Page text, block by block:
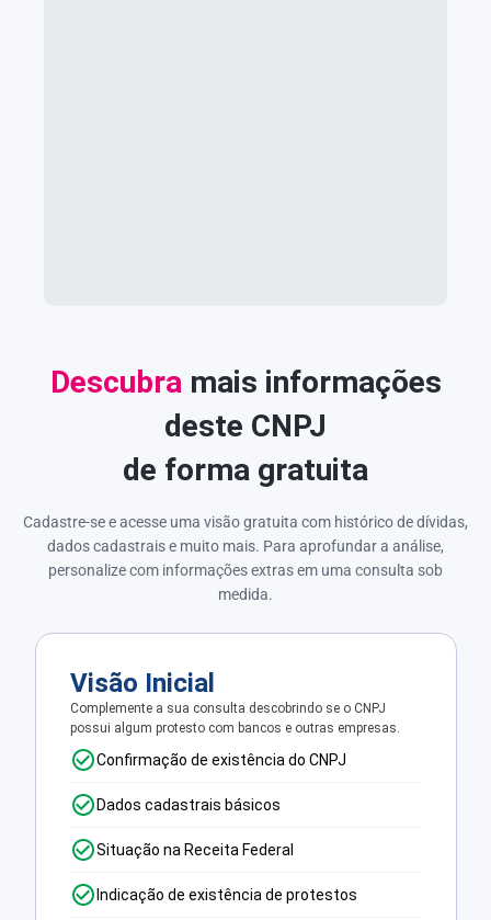
Descubra mais informações
deste CNPJ
de forma gratuita
Cadastre-se e acesse uma visão gratuita com histórico de dívidas,
dados cadastrais e muito mais. Para aprofundar a análise,
personalize com informações extras em uma consulta sob
medida.
Visão Inicial
Complemente a sua consulta descobrindo se o CNPJ
possui algum protesto com bancos e outras empresas.
Confirmação de existência do CNPJ
Dados cadastrais básicos
Situação na Receita Federal
Indicação de existência de protestos